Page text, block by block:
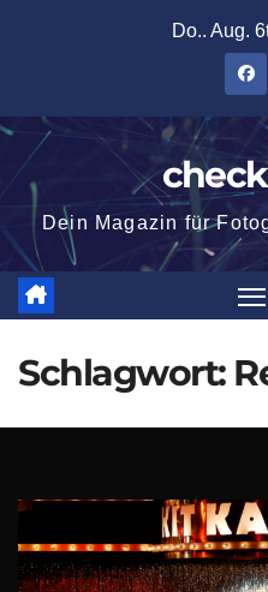
Do.. Aug.
Dein Magazin für
Schlagwort: